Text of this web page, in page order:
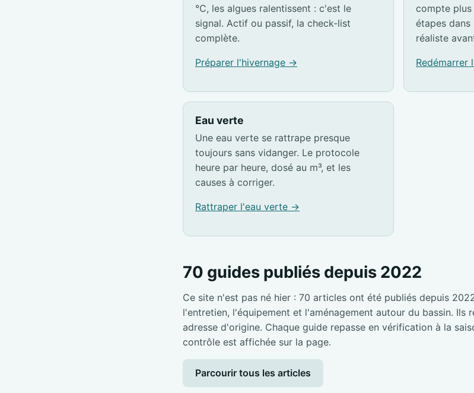
°C, les algues ralentissent : c'est le
signal. Actif ou passif, la check-list
complète.
Préparer l'hivernage →
compte plus
étapes
réaliste
Redémarrer
Eau verte
Une eau verte se rattrape presque
toujours sans vidanger. Le protocole
heure par heure, dosé au m³, et les
causes à corriger.
Rattraper l'eau verte →
70 guides publiés depuis 2022
Ce site n'est pas né hier : 70 articles ont été publiés depuis
l'entretien, l'équipement et l'aménagement autour du bassin. Ils
adresse d'origine. Chaque guide repasse en vérification à la
contrôle est affichée sur la page.
Parcourir tous les articles